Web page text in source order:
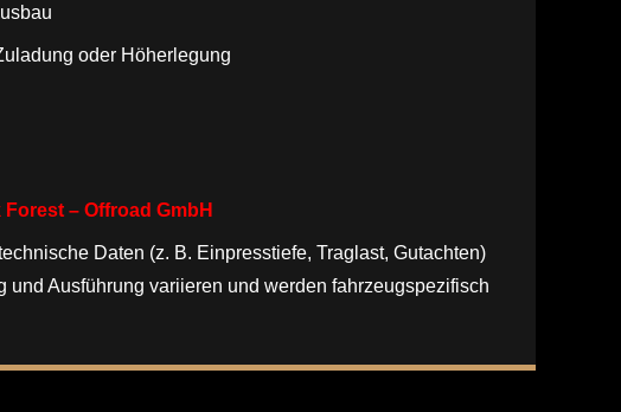
oder Höherlegung
– Offroad GmbH
Daten (z. B. Einpresstiefe, Traglast, Gutachten)
und Ausführung variieren und werden fahrzeugspezifisch